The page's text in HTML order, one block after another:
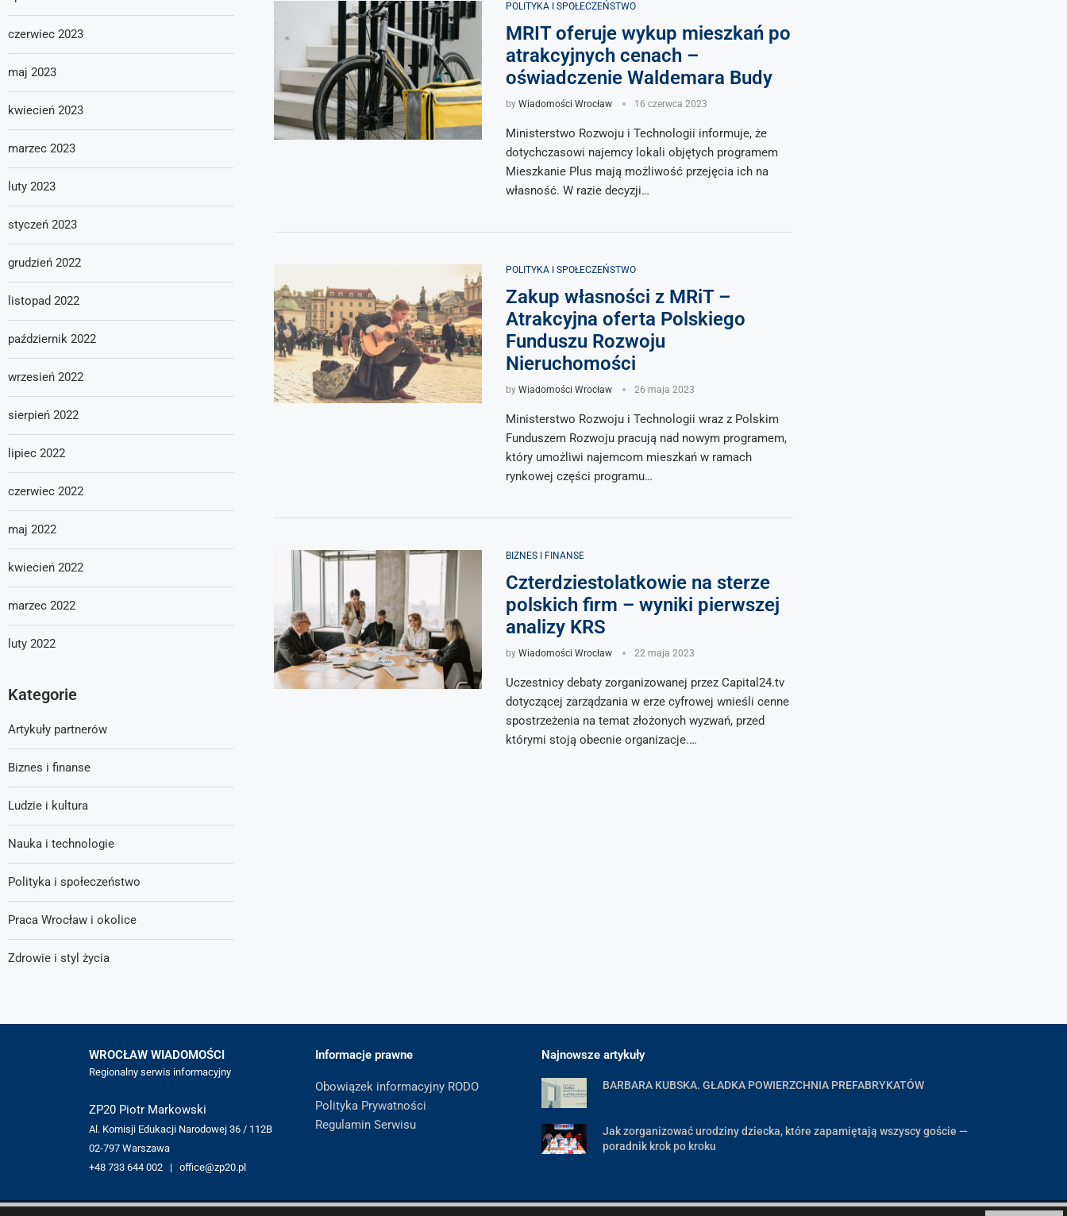
POLITYKA I SPOŁECZEŃSTWO
MRIT oferuje wykup mieszkań po
atrakcyjnych cenach –
oświadczenie Waldemara Budy
by Wiadomości Wrocław 16 czerwca 2023
Ministerstwo Rozwoju i Technologii informuje, że
dotychczasowi najemcy lokali objętych programem
Mieszkanie Plus mają możliwość przejęcia ich na
własność. W razie decyzji…
POLITYKA I SPOŁECZEŃSTWO
Zakup własności z MRiT –
Atrakcyjna oferta Polskiego
Funduszu Rozwoju
Nieruchomości
by Wiadomości Wrocław 26 maja 2023
Ministerstwo Rozwoju i Technologii wraz z Polskim
Funduszem Rozwoju pracują nad nowym programem,
który umożliwi najemcom mieszkań w ramach
rynkowej części programu…
BIZNES I FINANSE
Czterdziestolatkowie na sterze
polskich firm – wyniki pierwszej
analizy KRS
by Wiadomości Wrocław 22 maja 2023
Uczestnicy debaty zorganizowanej przez Capital24.tv
dotyczącej zarządzania w erze cyfrowej wnieśli cenne
spostrzeżenia na temat złożonych wyzwań, przed
którymi stoją obecnie organizacje.…
czerwiec 2023
maj 2023
kwiecień 2023
marzec 2023
luty 2023
styczeń 2023
grudzień 2022
listopad 2022
październik 2022
wrzesień 2022
sierpień 2022
lipiec 2022
czerwiec 2022
maj 2022
kwiecień 2022
marzec 2022
luty 2022
Kategorie
Artykuły partnerów
Biznes i finanse
Ludzie i kultura
Nauka i technologie
Polityka i społeczeństwo
Praca Wrocław i okolice
Zdrowie i styl życia
WROCŁAW WIADOMOŚCI
Regionalny serwis informacyjny
ZP20 Piotr Markowski
Al. Komisji Edukacji Narodowej 36 / 112B
02-797 Warszawa
+48 733 644 002 | office@zp20.pl
Informacje prawne
Obowiązek informacyjny RODO
Polityka Prywatności
Regulamin Serwisu
Najnowsze artykuły
BARBARA KUBSKA. GŁADKA POWIERZCHNIA PREFABRYKATÓW
Jak zorganizować urodziny dziecka, które zapamiętają wszyscy goście —
poradnik krok po kroku